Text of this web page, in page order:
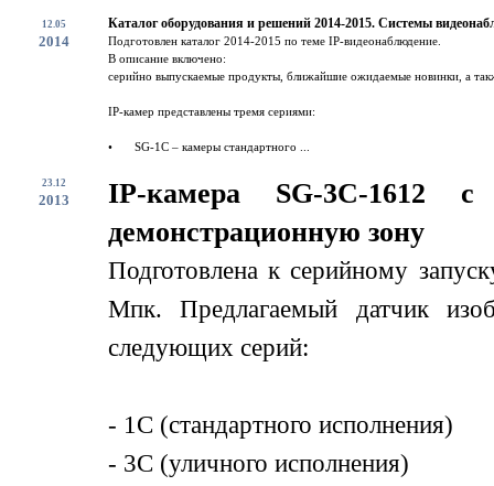
12.05
2014
Каталог оборудования и решений 2014-2015. Системы
Подготовлен каталог 2014-2015 по теме IP-видеонаблюдение.
В описание включено:
серийно выпускаемые продукты, ближайшие ожидаемые новинки, а
IP-камер представлены тремя сериями:
• SG-1C – камеры стандартного ...
23.12
2013
IP-камера SG-3C-1612
демонстрационную зону
Подготовлена к серийному
Мпк. Предлагаемый датчик
следующих серий:
- 1С (стандартного исполнения)
- 3С (уличного исполнения)